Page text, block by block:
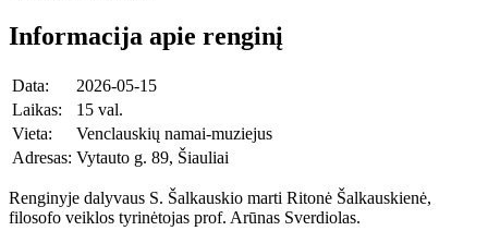
Informacija apie renginį
Data:
2026-05-15
Laikas:
15 val.
Vieta:
Venclauskių namai-muziejus
Adresas: Vytauto g. 89, Šiauliai
Renginyje dalyvaus S. Šalkauskio marti Ritonė Šalkauskienė,
filosofo veiklos tyrinėtojas prof. Arūnas Sverdiolas.